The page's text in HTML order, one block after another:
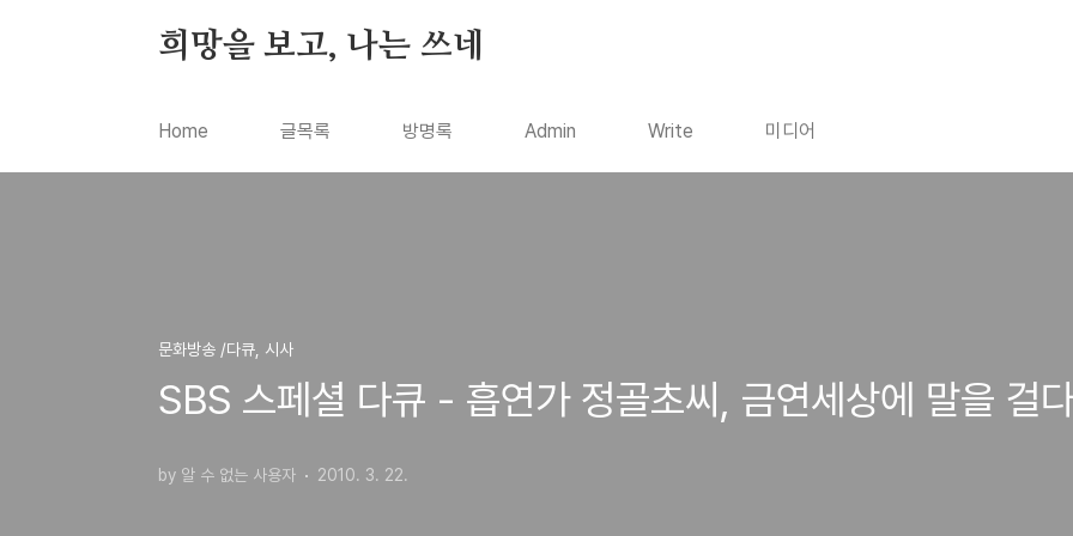
희망을 보고, 나는 쓰네
Home 글목록 방명록 Admin Write 미디어
문화방송 /다큐, 시사
SBS 스페셜 다큐 - 흡연가 정골초씨, 금연세상에 말을 걸
by 알 수 없는 사용자 2010. 3. 22.